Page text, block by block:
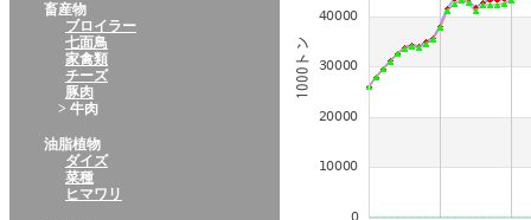
畜産物
ブロイラー
七面鳥
家禽類
チーズ
豚肉
> 牛肉
油脂植物
ダイズ
菜種
ヒマワリ